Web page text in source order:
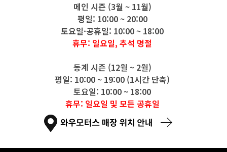
메인 시즌 (3월 ~ 11월)
평일: 10:00 ~ 20:00
토요일·공휴일: 10:00 ~ 18:00
휴무: 일요일, 추석 명절
동계 시즌 (12월 ~ 2월)
평일: 10:00 ~ 19:00 (1시간 단축)
토요일: 10:00 ~ 18:00
휴무: 일요일 및 모든 공휴일